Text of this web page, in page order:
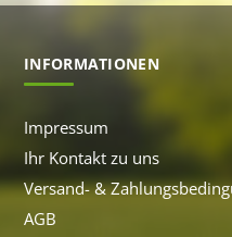
INFORMATIONEN
Impressum
Ihr Kontakt zu uns
Versand- &
AGB